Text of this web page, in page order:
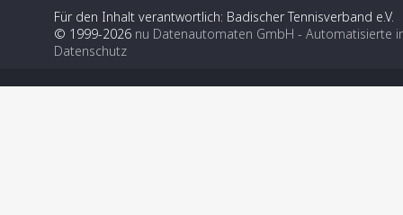
Für den Inhalt verantwortlich: Badischer Tennisverband e.V.
© 1999-2026 nu Datenautomaten GmbH - Automatisierte
Datenschutz